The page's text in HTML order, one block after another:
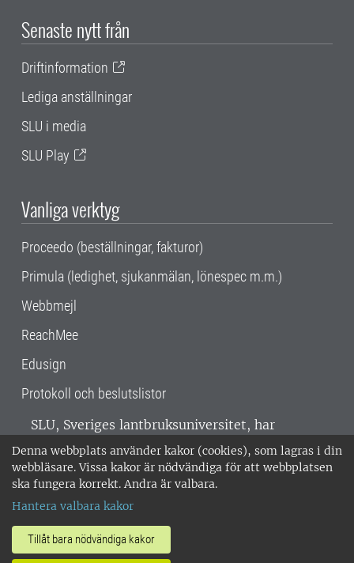
Denna webbplats använder kakor (cookies), som lagras i din
webbläsare. Vissa kakor är nödvändiga för att webbplatsen
ska fungera korrekt. Andra är valbara.
Hantera valbara kakor
Tillåt bara nödvändiga kakor
Senaste nytt från
Driftinformation
Lediga anställningar
SLU i media
SLU Play
Vanliga verktyg
Proceedo (beställningar, fakturor)
Primula (ledighet, sjukanmälan, lönespec m.m.)
Webbmejl
ReachMee
Edusign
Protokoll och beslutslistor
SLU, Sveriges lantbruksuniversitet, har
verksamhet över hela Sverige. Huvudorter är
Alnarp, Uppsala och Umeå.SLU är
miljöcertifierat enligt ISO 14001. •
018-67 10 00 • Org nr: 202100-2817 •
Om SLU:s webbplatser
•Hantera kakor•Behandling av